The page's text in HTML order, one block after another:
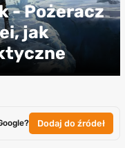
- Pożeracz
jak
Dodaj do źródeł